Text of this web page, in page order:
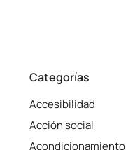
Categorías
Accesibilidad
Acción social
Acondicionamiento